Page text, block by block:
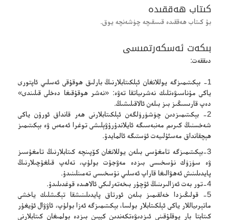
كىتاب ھەققىدە
بۇ كىتاب ھەققىدە قىسقىچە چۈشەنچە يوق.
بىكەت ئەسكەرتمىسى
دىققەت:
1- بېكىتىمىزگە يوللانغان ئېلكىتابلارنىڭ بارلىق ھوقۇقى ئەسلىي ئاپتورى
ياكى مۇناسىۋەتلىك نەشرىياتقا تەۋە: «نەشر ھوقۇقىغا دەخلى قىلىندى»
دەپ قارىسىڭىز بىز بىلەن ئالاقىلىشىڭ.
2- بېكىتىمىزدىن چۈشۈرۈلگەن ئېلكىتابلارنى ھەر قانداق ئورۇن ياكى
شەخسنىڭ كىرىم مەنبەسىگە ئايلاندۇرۇۋېلىشى توغرا ئەمەس ۋە بېكىتىمىز
ھېچقانداق مەسئۇلىيەت ئۈستىگە ئالمايدۇ.
3-بېكىتىمىزگە تامغۇسى بىلەن يوللانغان كۆپىنچە كىتابلارنىڭ تامغۇسىز
ۋە سۈزۈك نۇسخىسى بىزدە مەۋجۇت بولۇپ، تەلەپ قىلغۇچىلارنىڭ
پايدىلىنىش ئەھۋالىغا قاراپ ئەسلىي نۇسخىسى تەمىنلىنىدۇ.
4-تور بەت ئەزالىرىنىڭ ئۇچۇر بىخەتەرلىكى ئالاھىدە قوغدىلىدۇ.
5- قولىڭىزدا خەلقىمىز بىلەن ئورتاق پايدىلىنىشقا تېگىشلىك ياخشى
ماتېرىياللار ياكى ئېلكىتابلار بولسا، بېكىتىمىزگە ئەزا بولۇپ، ئاۋۋال ئۇيغۇر
كىتابتا بار يوقلۇقىنى ئىزدىۋەتكەندىن كېيىن بىزدە بولمىغان كىتابلارنى